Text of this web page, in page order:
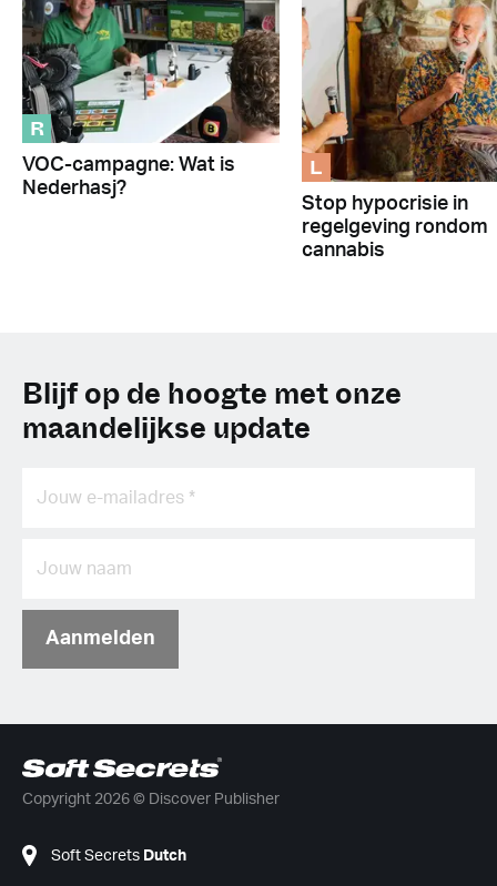
R
VOC-campagne: Wat is
Nederhasj?
L
Stop hypocrisie in
regelgeving rondom
cannabis
Blijf op de hoogte met onze
maandelijkse update
Aanmelden
Copyright 2026 © Discover Publisher
Soft Secrets Dutch